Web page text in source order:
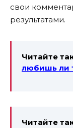
свои
результатами.
Читайте
любишь ли
Читайте